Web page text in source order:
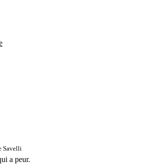
Savelli
a peur.